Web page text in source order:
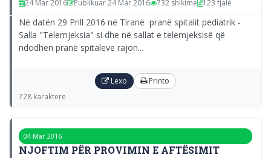
24 Mar 2016 Publikuar 24 Mar 2016 732 shikime 123 fjalë
Në datën 29 Prill 2016 në Tiranë pranë spitalit pediatrik -
Salla "Telemjeksia" si dhe në sallat e telemjeksisë që
ndodhen pranë spitaleve rajon...
Lexo Printo
728 karaktere
04 Mar 2016
NJOFTIM PËR PROVIMIN E AFTËSIMIT